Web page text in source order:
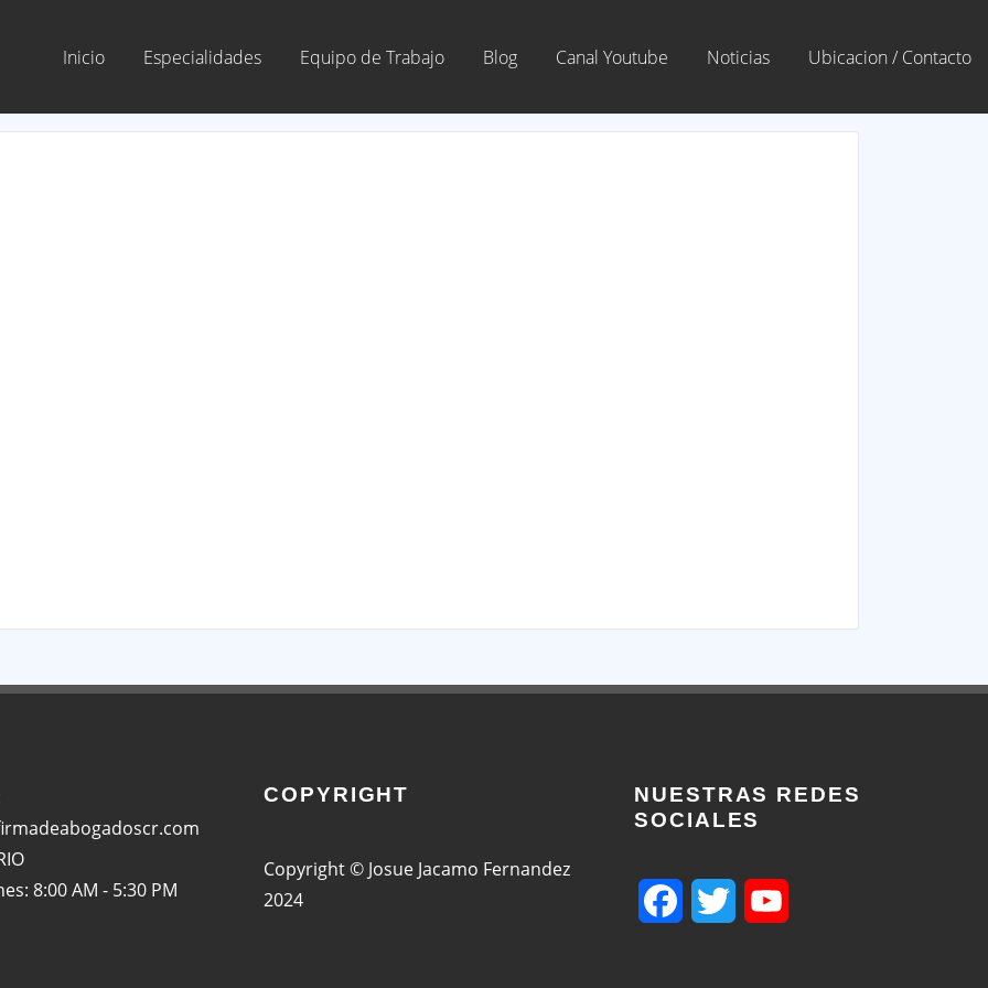
Inicio Especialidades Equipo de Trabajo Blog Canal Youtube Noticias Ubicacion / Contacto
8:00 AM - 5:30 PM
COPYRIGHT
Copyright © Josue Jacamo Fernandez
2024
NUESTRAS REDES
SOCIALES
FacebookTwitter